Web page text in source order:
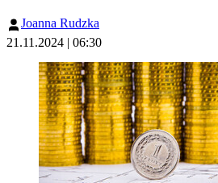
Joanna Rudzka
21.11.2024 | 06:30